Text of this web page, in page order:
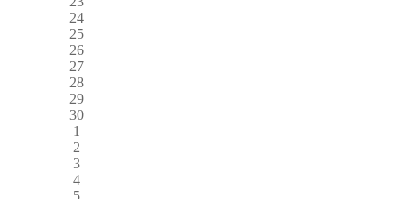
24
25
26
27
28
29
30
1
2
3
4
5